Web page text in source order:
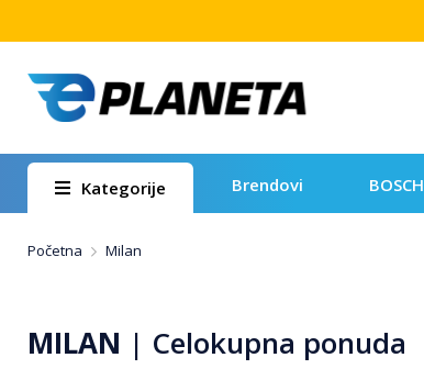
Kategorije Brendovi BOSCH
Početna Milan
MILAN | Celokupna ponuda